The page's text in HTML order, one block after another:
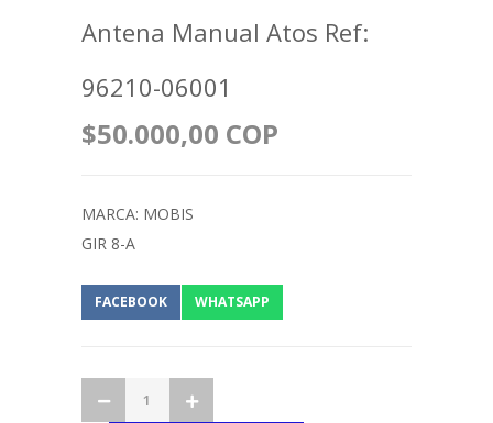
Antena Manual Atos Ref:
96210-06001
$50.000,00 COP
MARCA: MOBIS
GIR 8-A
FACEBOOK WHATSAPP